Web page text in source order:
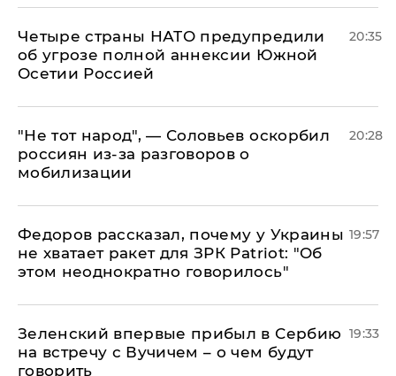
Четыре страны НАТО предупредили
об угрозе полной аннексии Южной
Осетии Россией
20:35
​"Не тот народ", — Соловьев оскорбил
россиян из-за разговоров о
мобилизации
20:28
Федоров рассказал, почему у Украины
не хватает ракет для ЗРК Patriot: "Об
этом неоднократно говорилось"
19:57
Зеленский впервые прибыл в Сербию
на встречу с Вучичем – о чем будут
говорить
19:33